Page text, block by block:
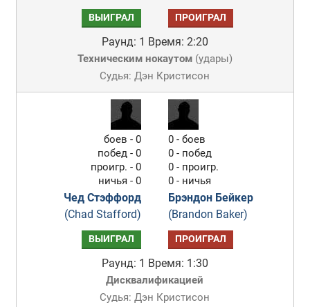
ВЫИГРАЛ ПРОИГРАЛ
Раунд: 1 Время: 2:20
Техническим нокаутом(удары)
Судья: Дэн Кристисон
боев - 0
побед - 0
проигр. - 0
ничья - 0
Чед Стэффорд
(Chad Stafford)
0 - боев
0 - побед
0 - проигр.
0 - ничья
Брэндон Бейкер
(Brandon Baker)
ВЫИГРАЛ ПРОИГРАЛ
Раунд: 1 Время: 1:30
Дисквалификацией
Судья: Дэн Кристисон